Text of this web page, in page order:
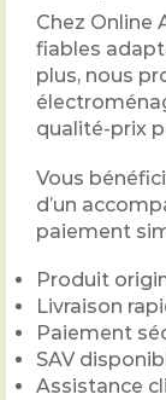
Chez Online
fiables
plus, nous
qualité-prix
Vous
d’un
paiement
Produit
Livraison
Paiement
SAV
Assistance